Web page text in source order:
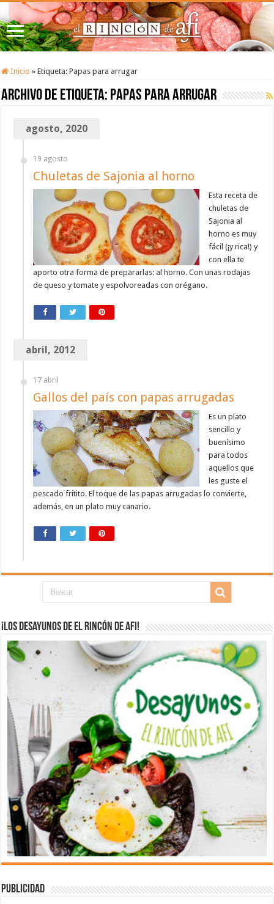
Inicio » Etiqueta:Papas para arrugar
Archivo de etiqueta: Papas para arrugar
agosto, 2020
19 agosto
Chuletas de Sajonia al horno
Esta receta de
chuletas de
Sajonia al
horno es muy
fácil (¡y rica!) y
con ella te
aporto otra forma de prepararlas: al horno. Con unas rodajas
de queso y tomate y espolvoreadas con orégano.
abril, 2012
17 abril
Gallos del país con papas arrugadas
Es un plato
sencillo y
buenísimo
para todos
aquellos que
les guste el
pescado fritito. El toque de las papas arrugadas lo convierte,
además, en un plato muy canario.
¡Los desayunos de El Rincón de Afi!
Publicidad